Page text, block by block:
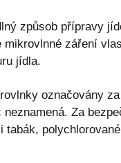
způsob přípravy
mikrovlnné záření
jídla.
označovány
Za
tabák,